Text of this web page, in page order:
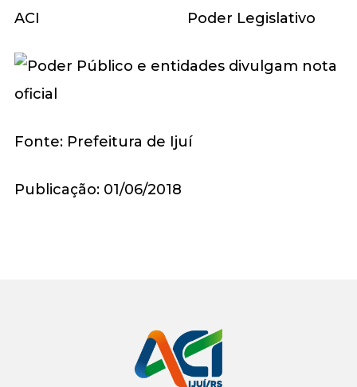
ACI Poder Legislativo
Fonte: Prefeitura de Ijuí
Publicação: 01/06/2018